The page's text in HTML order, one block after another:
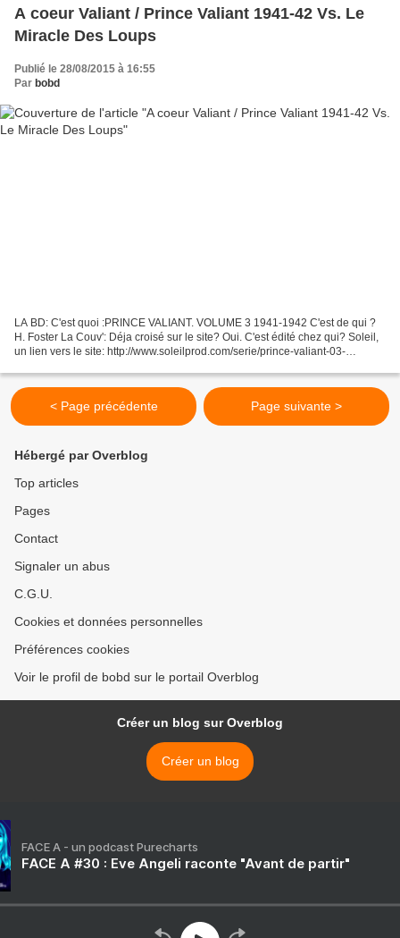
A coeur Valiant / Prince Valiant 1941-42 Vs. Le
Miracle Des Loups
Publié le 28/08/2015 à 16:55
Par bobd
LA BD: C'est quoi :PRINCE VALIANT. VOLUME 3 1941-1942 C'est de qui ?
H. Foster La Couv': Déja croisé sur le site? Oui. C'est édité chez qui? Soleil,
un lien vers le site: http://www.soleilprod.com/serie/prince-valiant-03-
< Page précédente Page suivante >
Hébergé par Overblog
Top articles
Pages
Contact
Signaler un abus
C.G.U.
Cookies et données personnelles
Préférences cookies
Voir le profil de bobd sur le portail Overblog
Créer un blog sur Overblog
Créer un blog
FACE A - un podcast Purecharts
FACE A #30 : Eve Angeli raconte "Avant de partir"